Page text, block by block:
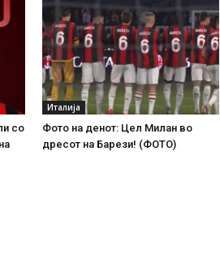
со
Италија
Фото на денот: Цел Милан во
дресот на Барези! (ФОТО)